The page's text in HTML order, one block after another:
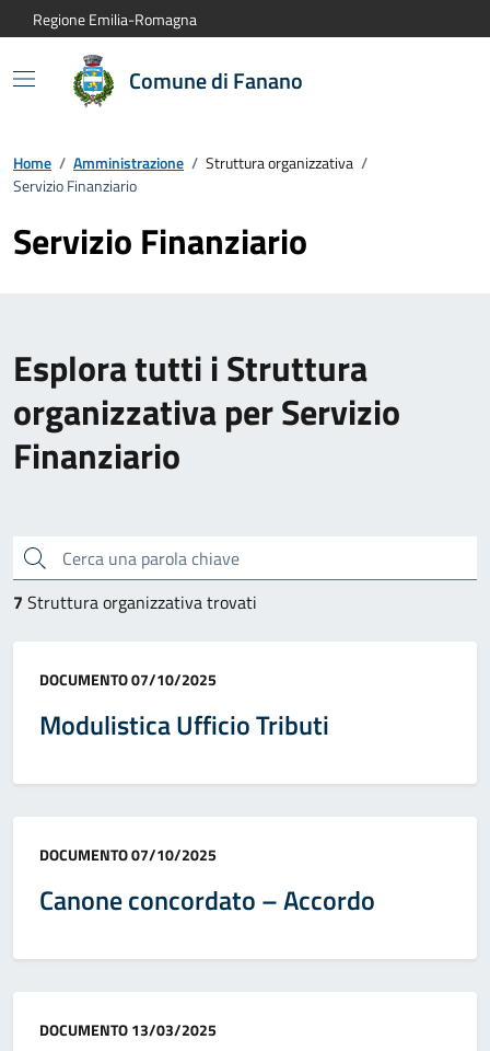
Vai al contenuto principale
Vai alla navigazione del sito
Vai al piede di pagina
Regione Emilia-Romagna
Comune di Fanano
Home / Amministrazione / Struttura organizzativa /
Servizio Finanziario
Servizio Finanziario
Esplora tutti i Struttura
organizzativa per Servizio
Finanziario
Cerca una parola chiave
7 Struttura organizzativa trovati
Categoria:
DOCUMENTO07/10/2025
Modulistica Ufficio Tributi
Categoria:
DOCUMENTO07/10/2025
Canone concordato – Accordo
Categoria:
DOCUMENTO13/03/2025